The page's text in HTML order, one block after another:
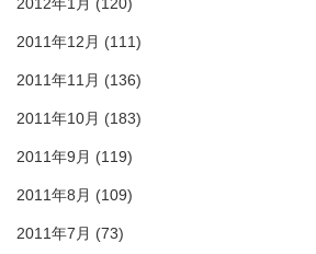
2011年12月 (111)
2011年11月 (136)
2011年10月 (183)
2011年9月 (119)
2011年8月 (109)
2011年7月 (73)